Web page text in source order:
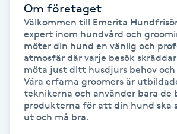
Herrklippning
HIFU
Hollywood Peel
Om företaget
Välkommen till Emerita
expert inom hundvård och
möter din hund en vänlig och
atmosfär där varje besök
möta just ditt husdjurs behov och
Våra erfarna groomers är
teknikerna och använder bara de
produkterna för att din hund ska
ut och må bra.